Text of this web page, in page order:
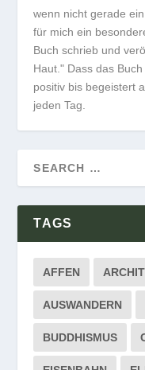
wenn nicht gerade
für mich ein
Buch schrieb und
Haut." Dass das
positiv bis begeistert
jeden Tag.
TAGS
AFFEN
AUSWANDERN
BUDDHISMUS